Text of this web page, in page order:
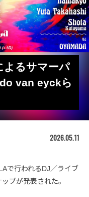
るサマーパ
van eyckら
2026.05.11
で行われるDJ／ライブ
プが発表された。